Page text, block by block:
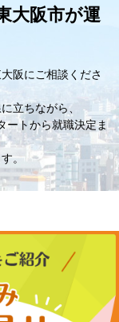
大阪市が運
阪にご相談くださ
立ちながら、
ートから就職決定ま
。